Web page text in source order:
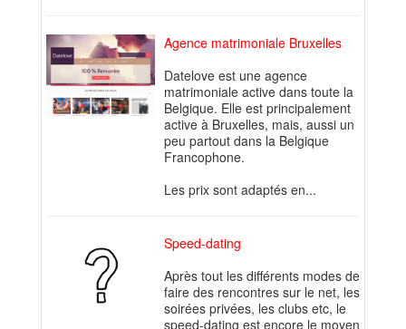
Agence matrimoniale Bruxelles
Datelove est une agence
matrimoniale active dans toute la
Belgique. Elle est principalement
active à Bruxelles, mais, aussi un
peu partout dans la Belgique
Francophone.
Les prix sont adaptés en...
Speed-dating
Après tout les différents modes de
faire des rencontres sur le net, les
soirées privées, les clubs etc, le
speed-dating est encore le moyen